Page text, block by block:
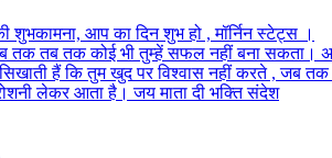
शुभकामना, आप का दिन शुभ हो , मॉर्निन स्टेट्स ।